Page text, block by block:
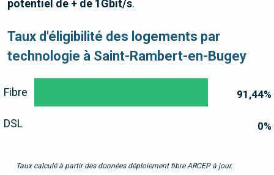
potentiel de + de 1Gbit/s.
Taux d'éligibilité des logements par
technologie à Saint-Rambert-en-Bugey
91,44%
0%
Fibre
DSL
Taux calculé à partir des données déploiement fibre ARCEP à jour.